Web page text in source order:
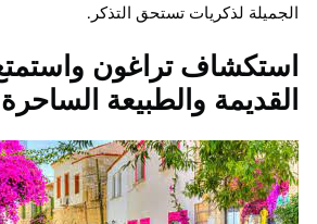
الجميلة لذكريات تستحق التذكر.
استكشاف تراغون واستمتع
القديمة والطبيعة الساحرة